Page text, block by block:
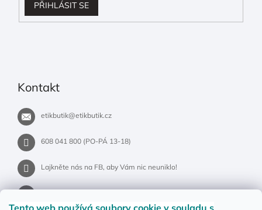
Tento web používá soubory cookie v souladu s
PŘIHLÁSIT SE
Kontakt
etikbutik@etikbutik.cz
608 041 800 (PO-PÁ 13-18)
Lajkněte nás na FB, aby Vám nic neuniklo!